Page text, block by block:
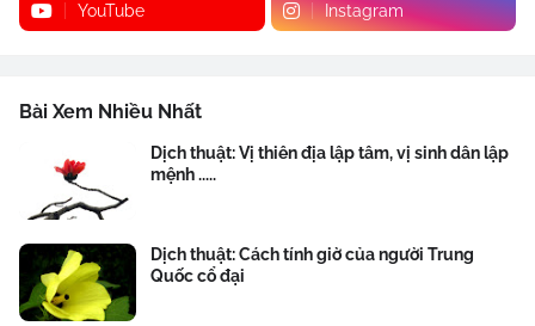
YouTube Instagram
Bài Xem Nhiều Nhất
Dịch thuật: Vị thiên địa lập tâm, vị sinh dân lập
mệnh .....
Dịch thuật: Cách tính giờ của người Trung
Quốc cổ đại